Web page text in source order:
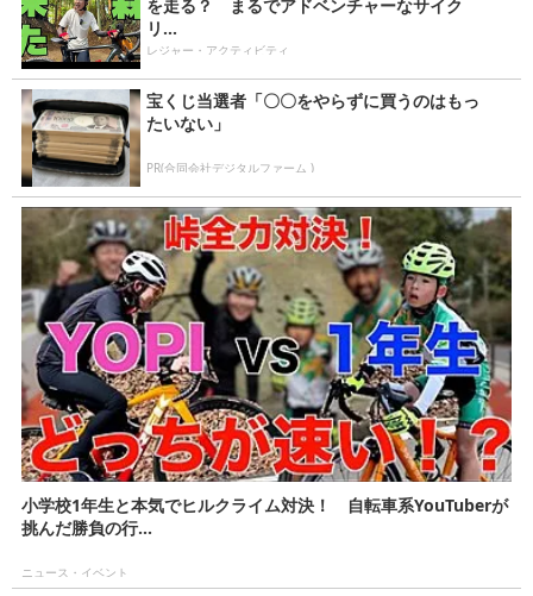
を走る？ まるでアドベンチャーなサイク
リ...
レジャー・アクティビティ
宝くじ当選者「〇〇をやらずに買うのはもっ
たいない」
PR(合同会社デジタルファーム )
小学校1年生と本気でヒルクライム対決！ 自転車系YouTuberが
挑んだ勝負の行...
ニュース・イベント